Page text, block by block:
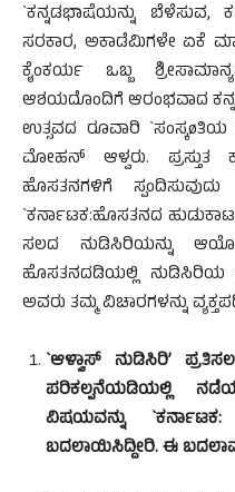
`ಕನ್ನಡಭಾಷೆಯನ್ನು ಬೆಳೆಸುವ,
ಸರಕಾರ, ಅಕಾಡೆಮಿಗಳೇ ಏಕೆ
ಕೈಂಕರ್ಯ ಒಬ್ಬ
ಆಶಯದೊಂದಿಗೆ ಆರಂಭವಾದ
ಉತ್ಸವದ ರೂವಾರಿ `ಸಂಸ್ಕøತಿಯ
ಮೋಹನ್ ಆಳ್ವರು. ಪ್ರಸ್ತುತ
ಹೊಸತನಗಳಿಗೆ
`ಕರ್ನಾಟಕ:ಹೊಸತನದ
ಸಲದ ನುಡಿಸಿರಿಯನ್ನು
ಹೊಸತನದಡಿಯಲ್ಲಿ ನುಡಿಸಿರಿಯ
ಅವರು ತಮ್ಮ ವಿಚಾರಗಳನ್ನು
`ಆಳ್ವಾಸ್ ನುಡಿಸಿರಿ’
ಪರಿಕಲ್ಪನೆಯಡಿಯಲ್ಲಿ
ವಿಷಯವನ್ನು
ಬದಲಾಯಿಸಿದ್ದೀರಿ. ಈ